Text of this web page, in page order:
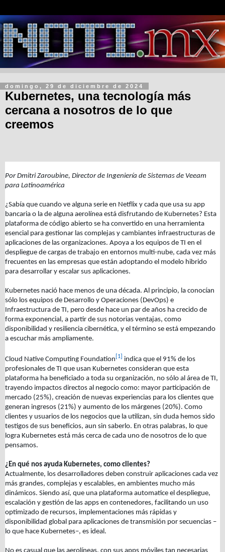
domingo, 29 de diciembre de 2024
Kubernetes, una tecnología más
cercana a nosotros de lo que
creemos
Por Dmitri Zaroubine, Director de Ingeniería de Sistemas de Veeam
para Latinoamérica
¿Sabía que cuando ve alguna serie en Netflix y cada que usa su app
bancaria o la de alguna aerolínea está disfrutando de Kubernetes? Esta
plataforma de código abierto se ha convertido en una herramienta
esencial para gestionar las complejas y cambiantes infraestructuras de
aplicaciones de las organizaciones. Apoya a los equipos de TI en el
despliegue de cargas de trabajo en entornos multi-nube, cada vez más
frecuentes en las empresas que están adoptando el modelo hibrido
para desarrollar y escalar sus aplicaciones.
Kubernetes nació hace menos de una década. Al principio, la conocían
sólo los equipos de Desarrollo y Operaciones (DevOps) e
Infraestructura de TI, pero desde hace un par de años ha crecido de
forma exponencial, a partir de sus notorias ventajas, como
disponibilidad y resiliencia cibernética, y el término se está empezando
a escuchar más ampliamente.
Cloud Native Computing Foundation [1]
indica que el 91% de los
profesionales de TI que usan Kubernetes consideran que esta
plataforma ha beneficiado a toda su organización, no sólo al área de TI,
trayendo impactos directos al negocio como: mayor participación de
mercado (25%), creación de nuevas experiencias para los clientes que
generan ingresos (21%) y aumento de los márgenes (20%). Como
clientes y usuarios de los negocios que la utilizan, sin duda hemos sido
testigos de sus beneficios, aun sin saberlo. En otras palabras, lo que
logra Kubernetes está más cerca de cada uno de nosotros de lo que
pensamos.
¿En qué nos ayuda Kubernetes, como clientes?
Actualmente, los desarrolladores deben construir aplicaciones cada vez
más grandes, complejas y escalables, en ambientes mucho más
dinámicos. Siendo así, que una plataforma automatice el despliegue,
escalación y gestión de las apps en contenedores, facilitando un uso
optimizado de recursos, implementaciones más rápidas y
disponibilidad global para aplicaciones de transmisión por secuencias –
lo que hace Kubernetes–, es ideal.